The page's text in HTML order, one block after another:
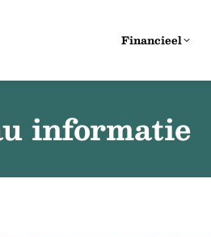
Financieel
informatie